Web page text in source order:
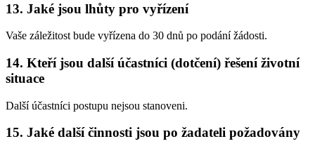
13. Jaké jsou lhůty pro vyřízení
Vaše záležitost bude vyřízena do 30 dnů po podání žádosti.
14. Kteří jsou další účastníci (dotčení) řešení životní
situace
Další účastníci postupu nejsou stanoveni.
15. Jaké další činnosti jsou po žadateli požadovány